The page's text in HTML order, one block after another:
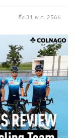
ถึง 31 พ.ค. 2566